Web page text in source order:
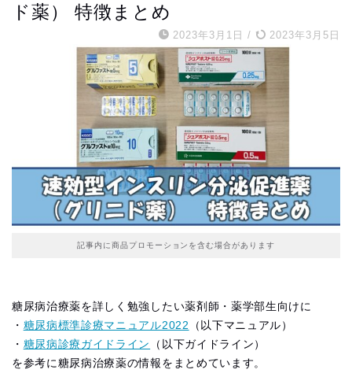
ド薬） 特徴まとめ
2023年3月1日 / 2023年3月5日
記事内に商品プロモーションを含む場合があります
糖尿病治療薬を詳しく勉強したい薬剤師・薬学部生向けに
・ 糖尿病標準診療マニュアル2022
（以下マニュアル）
・ 糖尿病診療ガイドライン
（以下ガイドライン）
を参考に糖尿病治療薬の情報をまとめています。